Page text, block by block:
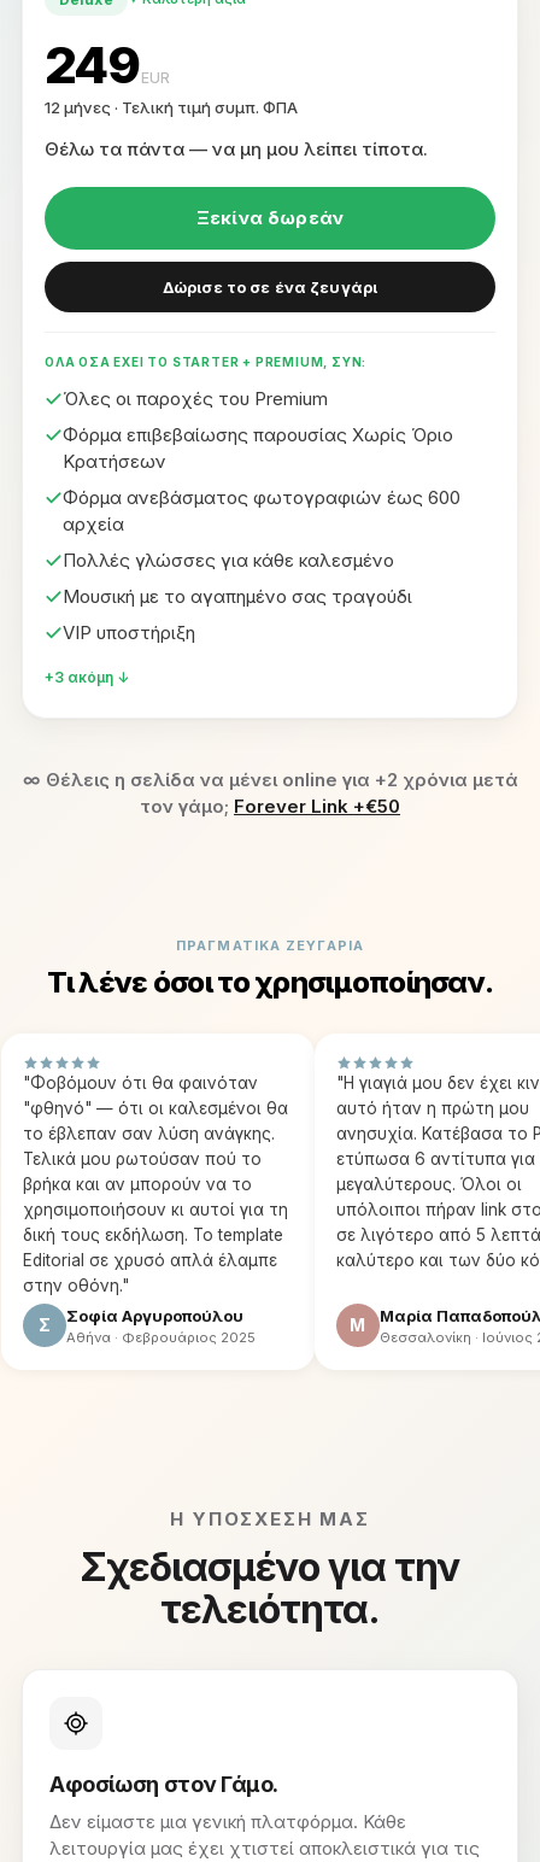
249 EUR
12 μήνες · Τελική τιμή συμπ. ΦΠΑ
Θέλω τα πάντα — να μη μου λείπει τίποτα.
Ξεκίνα δωρεάν
Δώρισε το σε ένα ζευγάρι
ΟΛΑ ΟΣΑ ΕΧΕΙ ΤΟ STARTER + PREMIUM, ΣΥΝ:
Όλες οι παροχές του Premium
Φόρμα επιβεβαίωσης παρουσίας Χωρίς Όριο
Κρατήσεων
Φόρμα ανεβάσματος φωτογραφιών έως 600
αρχεία
Πολλές γλώσσες για κάθε καλεσμένο
Μουσική με το αγαπημένο σας τραγούδι
VIP υποστήριξη
+3 ακόμη ↓
∞ Θέλεις η σελίδα να μένει online για +2 χρόνια μετά
τον γάμο; Forever Link +€50
ΠΡΑΓΜΑΤΙΚΆ ΖΕΥΓΆΡΙΑ
Τι λένε όσοι το χρησιμοποίησαν.
"Φοβόμουν ότι θα φαινόταν
"φθηνό" — ότι οι καλεσμένοι θα
το έβλεπαν σαν λύση ανάγκης.
Τελικά μου ρωτούσαν πού το
βρήκα και αν μπορούν να το
χρησιμοποιήσουν κι αυτοί για τη
δική τους εκδήλωση. Το template
Editorial σε χρυσό απλά έλαμπε
στην οθόνη."
Σ Σοφία Αργυροπούλου
Αθήνα· Φεβρουάριος 2025
"Η γιαγιά μου δεν έχει
αυτό ήταν η πρώτη μου
ανησυχία. Κατέβασα το
ετύπωσα 6 αντίτυπα για
μεγαλύτερους. Όλοι οι
υπόλοιποι πήραν link
σε λιγότερο από 5
καλύτερο και των δύο
Μ Μαρία
Θεσσαλονίκη · Ιούνιος
Η ΥΠΟΣΧΕΣΗ ΜΑΣ
Σχεδιασμένο για την
τελειότητα.
Αφοσίωση στον Γάμο.
Δεν είμαστε μια γενική πλατφόρμα. Κάθε
λειτουργία μας έχει χτιστεί αποκλειστικά για τις